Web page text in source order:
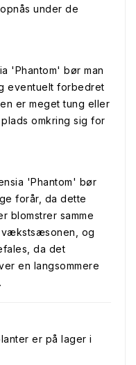
under de
'Phantom' bør man
eventuelt forbedret
er meget tung eller
omkring sig for
'Phantom' bør
forår, da dette
blomstrer samme
vækstsæsonen, og
da det
en langsommere
er på lager i